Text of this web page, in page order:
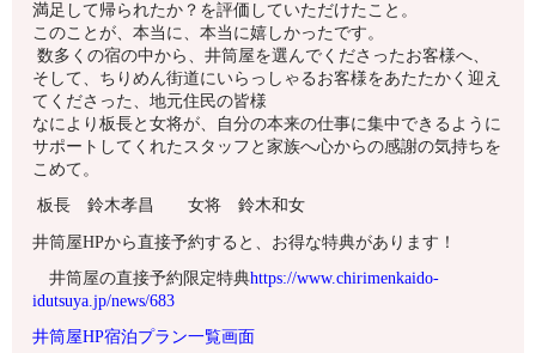
満足して帰られたか？を評価していただけたこと。
このことが、本当に、本当に嬉しかったです。
数多くの宿の中から、井筒屋を選んでくださったお客様へ、
そして、ちりめん街道にいらっしゃるお客様をあたたかく迎え
てくださった、地元住民の皆様
なにより板長と女将が、自分の本来の仕事に集中できるように
サポートしてくれたスタッフと家族へ心からの感謝の気持ちを
こめて。
板長 鈴木孝昌 女将 鈴木和女
井筒屋HPから直接予約すると、お得な特典があります！
井筒屋の直接予約限定特典https://www.chirimenkaido-
idutsuya.jp/news/683
井筒屋HP宿泊プラン一覧画面